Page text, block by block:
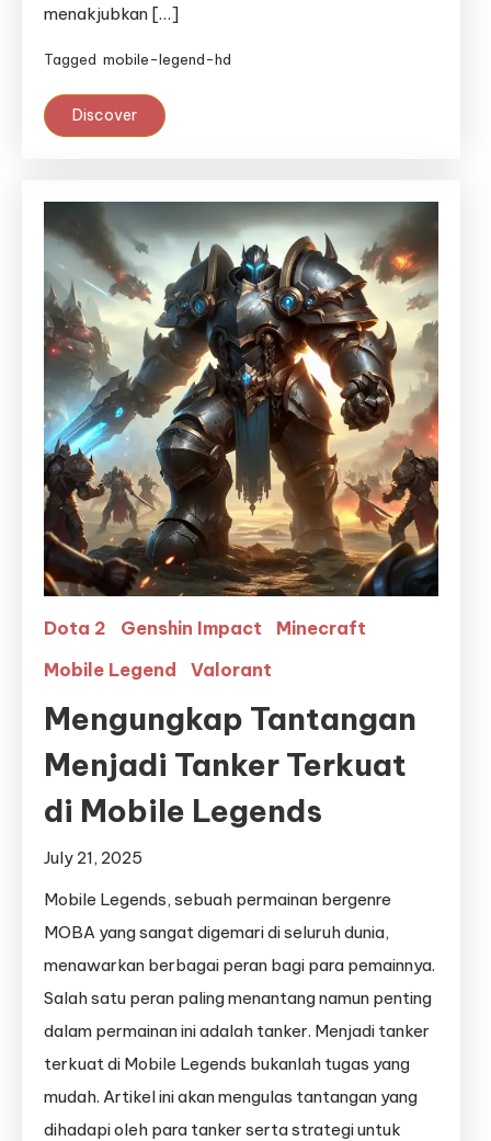
menakjubkan […]
Tagged mobile-legend-hd
Discover
Dota 2 Genshin Impact
Minecraft
Mobile Legend
Valorant
Mengungkap Tantangan
Menjadi Tanker Terkuat
di Mobile Legends
July 21, 2025
Mobile Legends, sebuah permainan bergenre
MOBA yang sangat digemari di seluruh dunia,
menawarkan berbagai peran bagi para pemainnya.
Salah satu peran paling menantang namun penting
dalam permainan ini adalah tanker. Menjadi tanker
terkuat di Mobile Legends bukanlah tugas yang
mudah. Artikel ini akan mengulas tantangan yang
dihadapi oleh para tanker serta strategi untuk